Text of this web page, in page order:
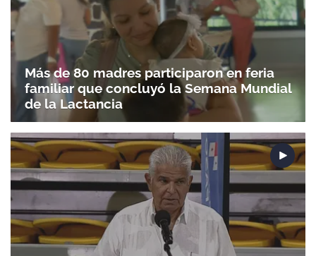
Más de 80 madres participaron en feria
familiar que concluyó la Semana Mundial
de la Lactancia